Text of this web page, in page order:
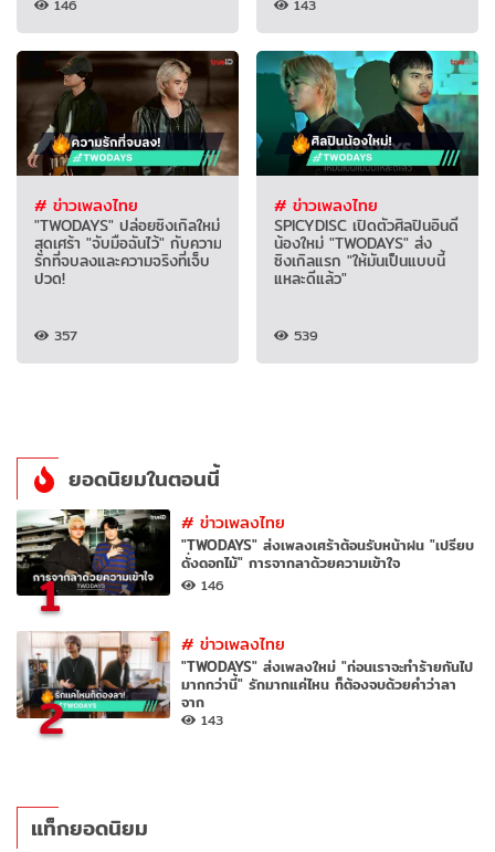
146 143
# ข่าวเพลงไทย
"TWODAYS" ปล่อยซิงเกิลใหม่
สุดเศร้า "จับมือฉันไว้" กับความ
รักที่จบลงและความจริงที่เจ็บ
ปวด!
357
# ข่าวเพลงไทย
SPICYDISC เปิดตัวศิลปินอินดี้
น้องใหม่ "TWODAYS" ส่ง
ซิงเกิลแรก "ให้มันเป็นแบบนี้
แหละดีแล้ว"
539
ยอดนิยมในตอนนี้
1
#ข่าวเพลงไทย
"TWODAYS" ส่งเพลงเศร้าต้อนรับหน้าฝน "เปรียบ
ดั่งดอกไม้" การจากลาด้วยความเข้าใจ
146
2
#ข่าวเพลงไทย
"TWODAYS" ส่งเพลงใหม่ "ก่อนเราจะทำร้ายกันไป
มากกว่านี้" รักมากแค่ไหน ก็ต้องจบด้วยคำว่าลา
จาก
143
แท็กยอดนิยม